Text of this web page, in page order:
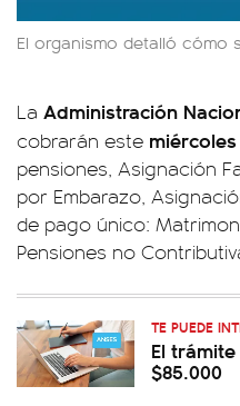
El organismo detalló cómo
La Administración
cobrarán este
pensiones, Asignación
por Embarazo,
de pago único:
Pensiones no
TE PUEDE
El
$85.000